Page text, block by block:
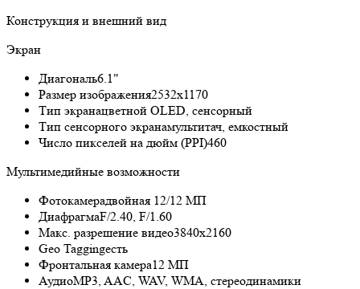
Конструкция и внешний вид
Экран
Диагональ6.1"
Размер изображения2532x1170
Тип экранацветной OLED, сенсорный
Тип сенсорного экранамультитач, емкостный
Число пикселей на дюйм (PPI)460
Мультимедийные возможности
Фотокамерадвойная 12/12 МП
ДиафрагмаF/2.40, F/1.60
Макс. разрешение видео3840x2160
Geo Taggingесть
Фронтальная камера12 МП
АудиоMP3, AAC, WAV, WMA, стереодинамики